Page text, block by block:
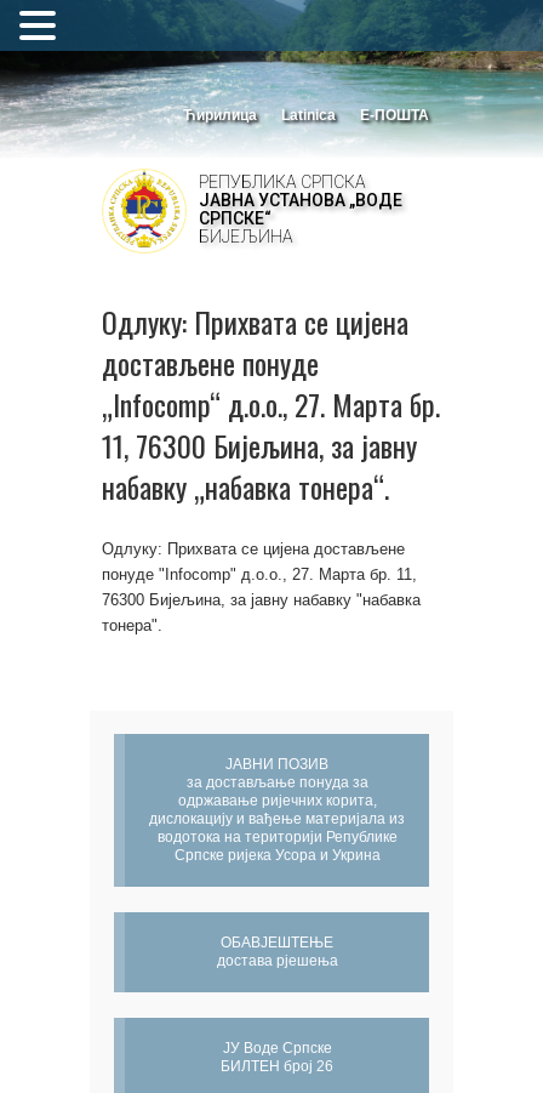
Ћирилица Latinica Е-ПОШТА
РЕПУБЛИКА СРПСКА
ЈАВНА УСТАНОВА „ВОДЕ
СРПСКЕ“
БИЈЕЉИНА
Одлуку: Прихвата се цијена
достављене понуде
„Infocomp“ д.о.о., 27. Марта бр.
11, 76300 Бијељина, за јавну
набавку „набавка тонера“.
Одлуку: Прихвата се цијена достављене
понуде "Infocomp" д.о.о., 27. Марта бр. 11,
76300 Бијељина, за јавну набавку "набавка
тонера".
ЈАВНИ ПОЗИВ
за достављање понуда за
одржавање ријечних корита,
дислокацију и вађење материјала из
водотока на територији Републике
Српске ријека Усора и Укрина
ОБАВЈЕШТЕЊЕ
достава рјешења
ЈУ Воде Српске
БИЛТЕН број 26